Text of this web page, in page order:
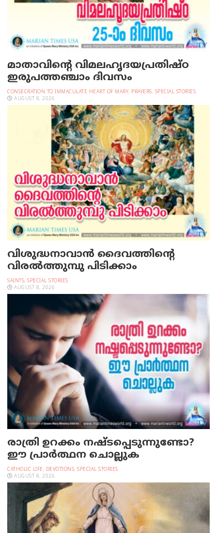
മാതാവിന്റെ വിമലഹൃദയപ്രതിഷ്ഠ
ഇരുപത്തഞ്ചാം ദിവസം
CONSECRATION TO IMMACULATE HEART OF MARY, PRAYERS, SPECIAL STORIES
AUGUST 8, 2026
വിശുദ്ധനാവാന്‍ ദൈവത്തിന്റെ
വിരല്‍ത്തുമ്പു പിടിക്കാം
SAINTS, SPECIAL STORIES
AUGUST 8, 2026
രാത്രി ഉറക്കം നഷ്ടപ്പെടുന്നുണ്ടോ?
ഈ പ്രാര്‍ത്ഥന ചൊല്ലുക
CATHOLIC LIFE, DEVOTIONS, SPECIAL STORIES
AUGUST 8, 2026